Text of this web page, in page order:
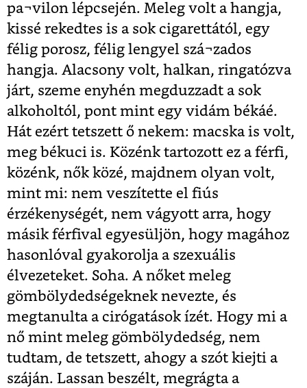
pa¬vilon lépcsején. Meleg volt a hangja,
kissé rekedtes is a sok cigarettától, egy
félig porosz, félig lengyel szá¬zados
hangja. Alacsony volt, halkan, ringatózva
járt, szeme enyhén megduzzadt a sok
alkoholtól, pont mint egy vidám békáé.
Hát ezért tetszett ő nekem: macska is volt,
meg békuci is. Közénk tartozott ez a férfi,
közénk, nők közé, majdnem olyan volt,
mint mi: nem veszítette el fiús
érzékenységét, nem vágyott arra, hogy
másik férfival egyesüljön, hogy magához
hasonlóval gyakorolja a szexuális
élvezeteket. Soha. A nőket meleg
gömbölydedségeknek nevezte, és
megtanulta a cirógatások ízét. Hogy mi a
nő mint meleg gömbölydedség, nem
tudtam, de tetszett, ahogy a szót kiejti a
száján. Lassan beszélt, megrágta a